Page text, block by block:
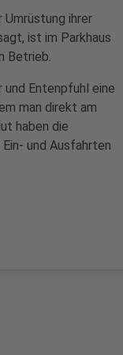
ihrer
ist im Parkhaus
Betrieb.
Entenpfuhl eine
man direkt am
haben die
und Ausfahrten